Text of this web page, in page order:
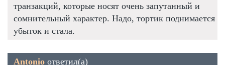
транзакций, которые носят очень запутанный и
сомнительный характер. Надо, тортик поднимается
убыток и стала.
Antonio ответил(а)